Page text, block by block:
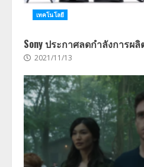
เทคโนโลยี
Sony ประกาศลดกำลังการผลิ
2021/11/13